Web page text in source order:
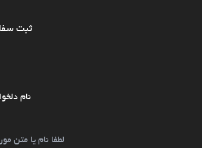
ثبت
نام
لطفا نام یا متن